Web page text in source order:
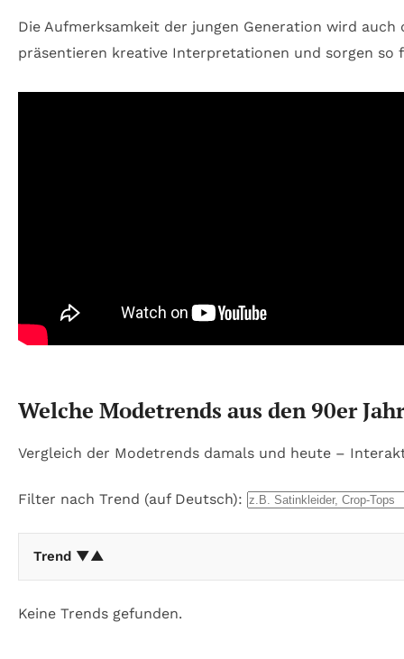
Die Aufmerksamkeit der jungen Generation wird
präsentieren kreative Interpretationen und sorgen so
Welche Modetrends aus den 90er
Vergleich der Modetrends damals und heute –
Filter nach Trend (auf Deutsch):
Trend ▼▲
Keine Trends gefunden.